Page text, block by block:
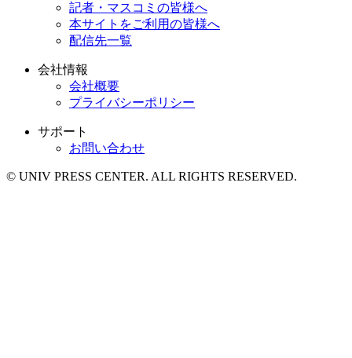
記者・マスコミの皆様へ
本サイトをご利用の皆様へ
配信先一覧
会社情報
会社概要
プライバシーポリシー
サポート
お問い合わせ
© UNIV PRESS CENTER. ALL RIGHTS RESERVED.